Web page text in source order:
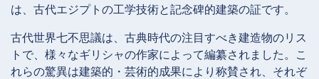
は、古代エジプトの工学技術と記念碑的建築の証です。
古代世界七不思議は、古典時代の注目すべき建造物のリス
トで、様々なギリシャの作家によって編纂されました。こ
れらの驚異は建築的・芸術的成果により称賛され、それぞ